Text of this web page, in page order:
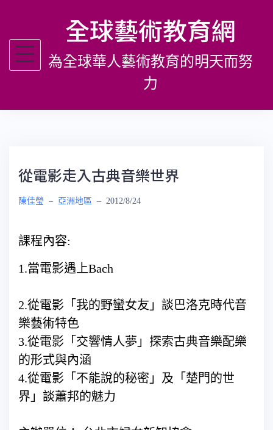
主
全球藝術教育網
為全球華人藝術教育的明天而努
力
從電影走入古典音樂世界
陳佳瑩 – 亞洲地區 – 2012/8/24
課程內容:
1.當電影遇上Bach
2.從電影「我的野蠻女友」談巴洛克時代音
樂藝術特色
3.從電影「交響情人夢」探索古典音樂配樂
的形式與內涵
4.從電影「不能說的秘密」及「楚門的世
界」談蕭邦的魅力